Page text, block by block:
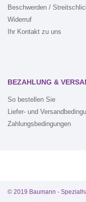
Beschwerden /
Widerruf
Ihr Kontakt zu uns
BEZAHLUNG &
So bestellen Sie
Liefer- und
Zahlungsbedingungen
© 2019 Baumann -